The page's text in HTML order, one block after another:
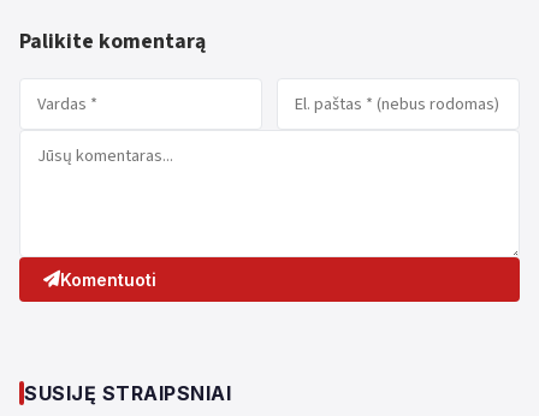
Palikite komentarą
Komentuoti
SUSIJĘ STRAIPSNIAI